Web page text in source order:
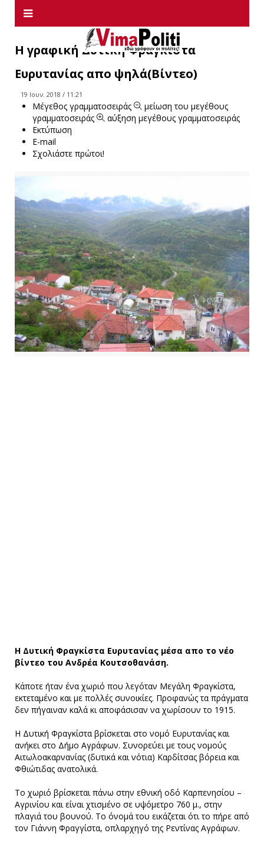
Η γραφική Δυτική Φραγκίστα
Ευρυτανίας απο ψηλά(Βίντεο)
19 Ιουν. 2018 / 11:21
Μέγεθος γραμματοσειράς
μείωση του μεγέθους
γραμματοσειράς
αύξηση μεγέθους γραμματοσειράς
Εκτύπωση
E-mail
Σχολιάστε πρώτοι!
Η Δυτική Φραγκίστα Ευρυτανίας μέσα απο το νέο
βίντεο του Ανδρέα Κουτσοθανάση.
Κάποτε ήταν ένα χωριό που λεγόταν Μεγάλη Φραγκίστα,
εκτεταμένο και με πολλές συνοικίες. Προφανώς τα πράγματα
δεν πήγαιναν καλά κι αποφάσισαν να χωρίσουν το 1915.
Η Δυτική Φραγκίστα βρίσκεται στο νομό Ευρυτανίας και
ανήκει στο Δήμο Αγράφων. Συνορεύει με τους νομούς
Αιτωλοακαρνανίας (δυτικά και νότια) Καρδίτσας βόρεια και
Φθιώτιδας ανατολικά.
Το χωριό βρίσκεται πάνω στην εθνική οδό Καρπενησίου –
Αγρινίου και είναι χτισμένο σε υψόμετρο 760 μ., στην
πλαγιά του βουνού. Το όνομά του εικάζεται ότι το πήρε από
τον Γιάννη Φραγγίστα, οπλαρχηγό της Ρεντίνας Αγράφων.